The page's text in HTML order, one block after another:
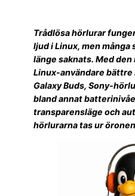
Trådlösa hörlurar
ljud i Linux, men
länge saknats. Med
Linux-användare
Galaxy Buds, Sony-
bland annat
transparensläge och
hörlurarna tas ur